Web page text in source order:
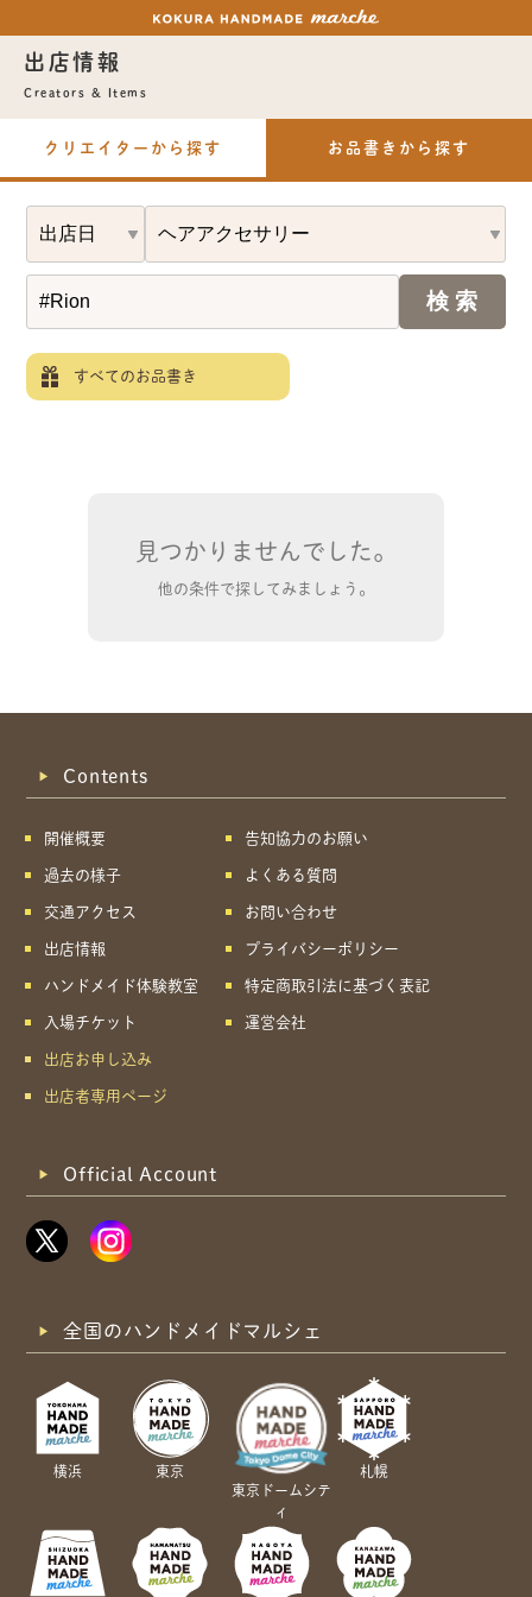
出店情報
Creators & Items
クリエイターから探す お品書きから探す
すべてのお品書き
見つかりませんでした。
他の条件で探してみましょう。
Contents
開催概要
過去の様子
交通アクセス
出店情報
ハンドメイド体験教室
入場チケット
出店お申し込み
出店者専用ページ
告知協力のお願い
よくある質問
お問い合わせ
プライバシーポリシー
特定商取引法に基づく表記
運営会社
Official Account
全国のハンドメイドマルシェ
横浜
東京
東京ドームシテ
ィ
札幌